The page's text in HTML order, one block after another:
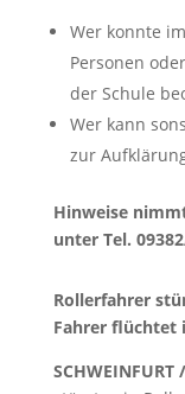
Wer konnte
Personen
der Schule
Wer kann
zur
Hinweise
unter Tel.
Rollerfahrer
Fahrer flüchtet
SCHWEINFURT